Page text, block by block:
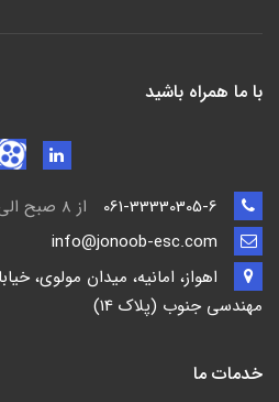
با ما همراه باشید
از 8 صبح الی 16
اهواز، امانیه، میدان مولوی،
مهندسی جنوب (پلاک 14)
خدمات ما